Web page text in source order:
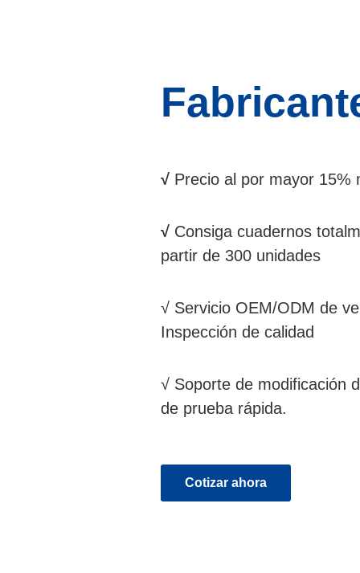
√ Precio al por mayor 15%
√ Consiga cuadernos
partir de 300 unidades
√ Servicio OEM/ODM de
Inspección de calidad
√ Soporte de modificación
de prueba rápida.
Cotizar ahora